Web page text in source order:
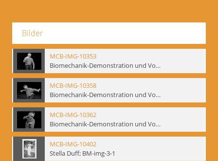
Bilder
MCB-IMG-10353
Biomechanik-Demonstration und Vortrag, Berliner Ensemble, 04.10.1991
MCB-IMG-10358
Biomechanik-Demonstration und Vortrag, Berliner Ensemble, 04.10.1991
MCB-IMG-10362
Biomechanik-Demonstration und Vortrag, Berliner Ensemble, 04.10.1991
MCB-IMG-10402
Stella Duff; BM-img-3-1